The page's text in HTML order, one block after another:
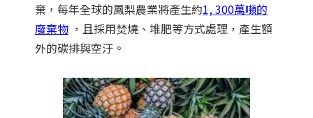
棄，每年全球的鳳梨農業將產生約1, 300萬噸的
廢棄物 ，且採用焚燒、堆肥等方式處理，產生額
外的碳排與空汙。